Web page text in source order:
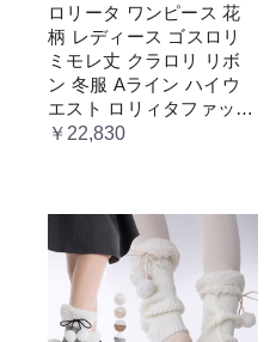
ウエスト ロリィタファッショ
ン レトロ風 クラシカル 上品
かわいい 日常着 通勤 お出かけ
仮 通学
ロリータ ワンピース 花
柄 レディース ゴスロリ
ミモレ丈 クラロリ リボ
ン 冬服 Aライン ハイウ
エスト ロリィタファッシ
ョン レトロ風 クラシカ
￥22,830